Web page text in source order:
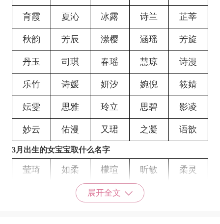
育霞 夏沁 冰露 诗兰 芷莘
秋韵 芳辰 潆樱 涵瑶 芳旋
丹玉 司琪 春瑶 慧琼 诗漫
乐竹 诗媛 妍汐 婉倪 筱婧
妘雯 思雅 玲立 思碧 影凌
妙云 佑漫 又珺 之凝 语歆
3月出生的女宝宝取什么名字
莹琦 如柔 檬瑄 昕敏 柔灵
静曼 妙漪 月琳
展开全文